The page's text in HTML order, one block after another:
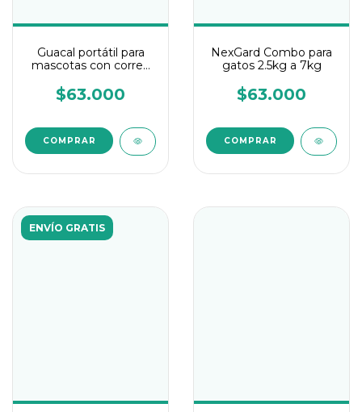
Guacal portátil para
mascotas con correa
$63.000
COMPRAR
NexGard Combo para
gatos 2.5kg a 7kg
$63.000
ENVÍO GRATIS